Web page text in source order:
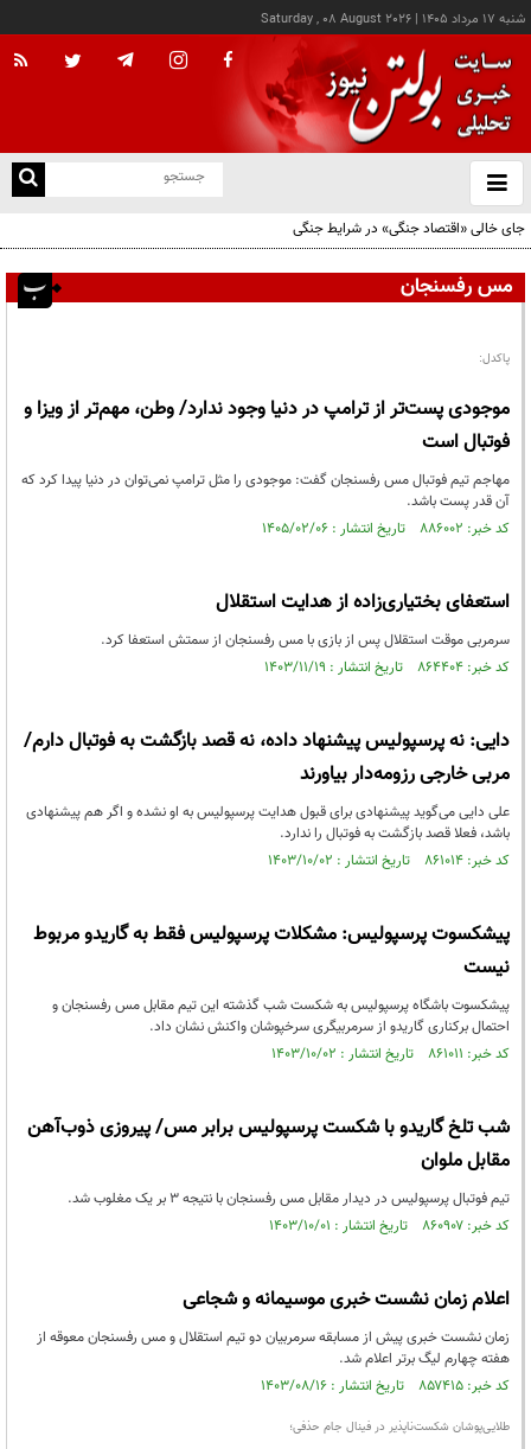
شنبه ۱۷ مرداد ۱۴۰۵ |
Saturday , 08 August 2026
باز
و
جای خالی «اقتصاد جنگی» در شرایط جنگی
مس رفسنجان
پاکدل:
موجودی پست‌تر از ترامپ در دنیا وجود ندارد/ وطن، مهم‌تر از ویزا و
فوتبال است
مهاجم تیم فوتبال مس رفسنجان گفت: موجودی را مثل ترامپ نمی‌توان در دنیا پیدا کرد که
آن قدر پست باشد.
کد خبر: ۸۸۶۰۰۲ تاریخ انتشار : ۱۴۰۵/۰۲/۰۶
استعفای بختیاری‌زاده از هدایت استقلال
سرمربی موقت استقلال پس از بازی با مس رفسنجان از سمتش استعفا کرد.
کد خبر: ۸۶۴۴۰۴ تاریخ انتشار : ۱۴۰۳/۱۱/۱۹
دایی: نه پرسپولیس پیشنهاد داده، نه قصد بازگشت به فوتبال دارم/
مربی خارجی رزومه‌دار بیاورند
علی دایی می‌گوید پیشنهادی برای قبول هدایت پرسپولیس به او نشده و اگر هم پیشنهادی
باشد، فعلا قصد بازگشت به فوتبال را ندارد.
کد خبر: ۸۶۱۰۱۴ تاریخ انتشار : ۱۴۰۳/۱۰/۰۲
پیشکسوت پرسپولیس: مشکلات پرسپولیس فقط به گاریدو مربوط
نیست
پیشکسوت باشگاه پرسپولیس به شکست شب گذشته این تیم مقابل مس رفسنجان و
احتمال برکناری گاریدو از سرمربیگری سرخپوشان واکنش نشان داد.
کد خبر: ۸۶۱۰۱۱ تاریخ انتشار : ۱۴۰۳/۱۰/۰۲
شب تلخ گاریدو با شکست پرسپولیس برابر مس/ پیروزی ذوب‌آهن
مقابل ملوان
تیم فوتبال پرسپولیس در دیدار مقابل مس رفسنجان با نتیجه ۳ بر یک مغلوب شد.
کد خبر: ۸۶۰۹۰۷ تاریخ انتشار : ۱۴۰۳/۱۰/۰۱
اعلام زمان نشست خبری موسیمانه و شجاعی
زمان نشست خبری پیش از مسابقه سرمربیان دو تیم استقلال و مس رفسنجان معوقه از
هفته چهارم لیگ برتر اعلام شد.
کد خبر: ۸۵۷۴۱۵ تاریخ انتشار : ۱۴۰۳/۰۸/۱۶
طلایی‌پوشان شکست‌ناپذیر در فینال جام حذفی؛